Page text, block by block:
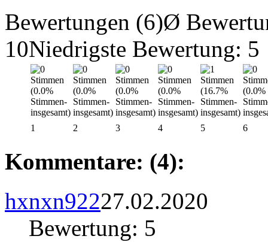
Bewertungen (6)Ø
10Niedrigste Bewertung: 5
1 2 3 4 5 6
Kommentare: (4):
hxnxn92227.02.2020
Bewertung: 5